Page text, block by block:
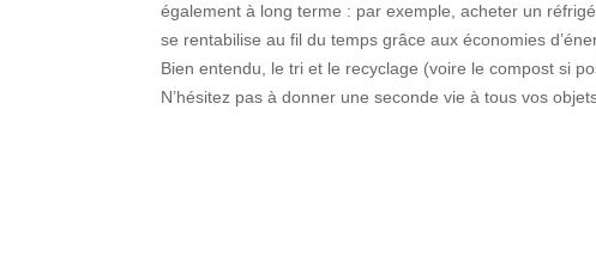
également à long terme : par exemple, acheter un
se rentabilise aufil du temps grâce aux économies
Bien entendu, le tri et le recyclage (voire le compost si
N’hésitez pas à donner une seconde vie à tous vos